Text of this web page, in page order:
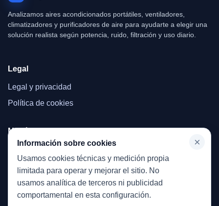
Analizamos aires acondicionados portátiles, ventiladores,
climatizadores y purificadores de aire para ayudarte a elegir una
solución realista según potencia, ruido, filtración y uso diario.
Legal
Legal y privacidad
Política de cookies
Menú
Aires acondicionados portátiles
×
Información sobre cookies
Usamos cookies técnicas y medición propia
limitada para operar y mejorar el sitio. No
usamos analítica de terceros ni publicidad
comportamental en esta configuración.